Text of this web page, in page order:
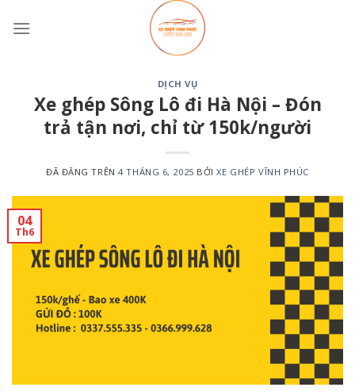
đến
DỊCH VỤ
Xe ghép Sông Lô đi Hà Nội – Đón
trả tận nơi, chỉ từ 150k/người
ĐÃ ĐĂNG TRÊN4 THÁNG 6, 2025 BỞIXE GHÉP VĨNH PHÚC
04
Th6